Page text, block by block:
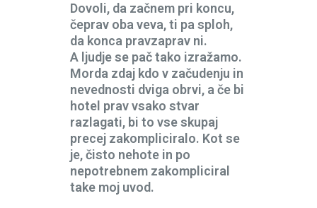
Dovoli, da začnem pri koncu,
čeprav oba veva, ti pa sploh,
da konca pravzaprav ni.
A ljudje se pač tako izražamo.
Morda zdaj kdo v začudenju in
nevednosti dviga obrvi, a če bi
hotel prav vsako stvar
razlagati, bi to vse skupaj
precej zakompliciralo. Kot se
je, čisto nehote in po
nepotrebnem zakompliciral
take moj uvod.